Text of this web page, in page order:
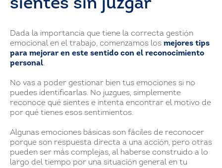
sientes sin juzgar
Dada la importancia que tiene la correcta gestión
emocional en el trabajo, comenzamos los mejores tips
para mejorar en este sentido con el reconocimiento
personal.
No vas a poder gestionar bien tus emociones si no
puedes identificarlas. No juzgues, simplemente
reconoce qué sientes e intenta encontrar el motivo de
por qué tienes esos sentimientos.
Algunas emociones básicas son fáciles de reconocer
porque son respuesta directa a una acción, pero otras
pueden ser más complejas, al haberse construido a lo
largo del tiempo por una situación general en tu